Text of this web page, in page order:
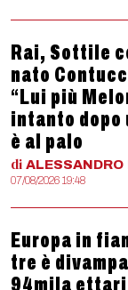
Rai, Sottile
nato
“Lui più
intanto dopo
è al palo
di ALESSANDRO
07/08/2026 19:48
Europa in
tre è
94mila